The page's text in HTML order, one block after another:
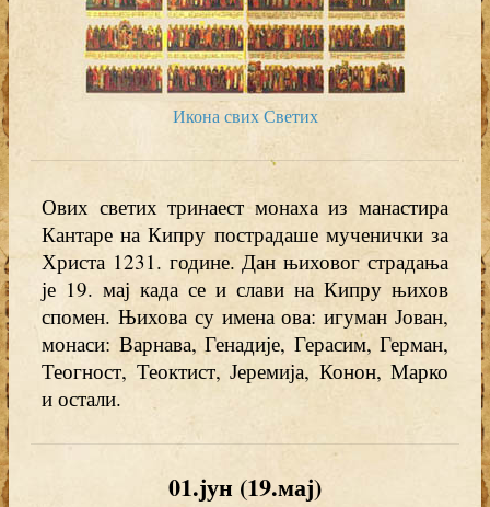
Икона свих Светих
Ових светих тринаест монаха из манастира
Кантаре на Кипру пострадаше мученички за
Христа 1231. године. Дан њиховог страдања
је 19. мај када се и слави на Кипру њихов
спомен. Њихова су имена ова: игуман Јован,
монаси: Варнава, Генадије, Герасим, Герман,
Теогност, Теоктист, Јеремија, Конон, Марко
и остали.
01.јун (19.мај)